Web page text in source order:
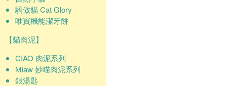
驕傲貓 Cat Glory
唯寶機能潔牙餅
【貓肉泥】
CIAO 肉泥系列
Miaw 妙喵肉泥系列
銀湯匙